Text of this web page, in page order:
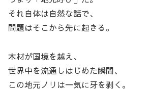
それ自体は自然な話で、
問題はそこから先に起きる。
木材が国境を越え、
世界中を流通しはじめた瞬間、
この地元ノリは一気に牙を剥く。